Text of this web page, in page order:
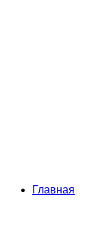
Главная